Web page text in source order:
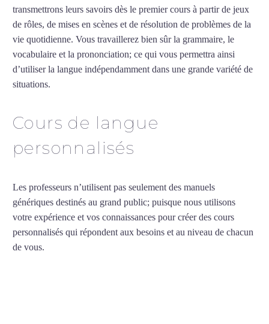
transmettrons leurs savoirs dès le premier cours à partir de jeux
de rôles, de mises en scènes et de résolution de problèmes de la
vie quotidienne. Vous travaillerez bien sûr la grammaire, le
vocabulaire et la prononciation; ce qui vous permettra ainsi
d’utiliser la langue indépendamment dans une grande variété de
situations.
Cours de langue
personnalisés
Les professeurs n’utilisent pas seulement des manuels
génériques destinés au grand public; puisque nous utilisons
votre expérience et vos connaissances pour créer des cours
personnalisés qui répondent aux besoins et au niveau de chacun
de vous.